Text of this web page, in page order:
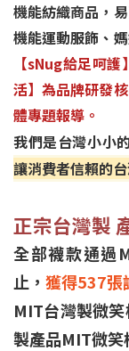
機能紡織商品，
機能運動服飾、
【sNug給足呵
活】為品牌研發
體專題報導。
我們是台灣小小
讓消費者信賴的
正宗台灣製
全部襪款通過
止， 獲得537張
MIT台灣製微
製產品MIT微笑